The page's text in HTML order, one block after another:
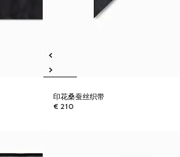
印花桑蚕丝织带
€ 210